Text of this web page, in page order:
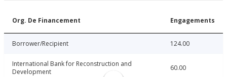
Org. De Financement Engagements
Borrower/Recipient 124.00
International Bank for Reconstruction and
Development
60.00